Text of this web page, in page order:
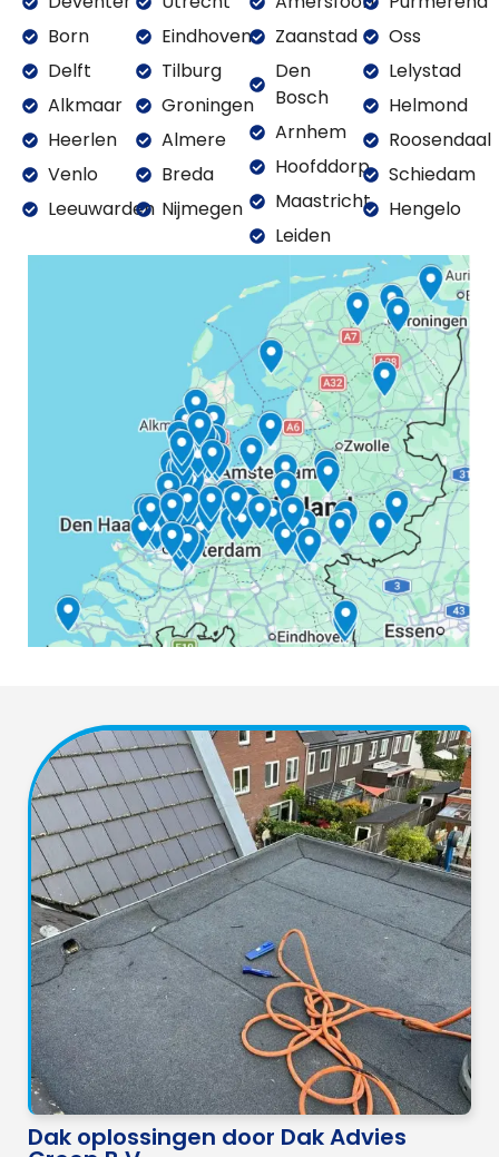
Born
Delft
Alkmaar
Heerlen
Venlo
Leeuwarden
Eindhoven
Tilburg
Groningen
Almere
Breda
Nijmegen
Zaanstad
Den
Bosch
Arnhem
Hoofddorp
Maastricht
Leiden
Oss
Lelystad
Helmond
Roosendaal
Schiedam
Hengelo
Dak oplossingen door Dak Advies